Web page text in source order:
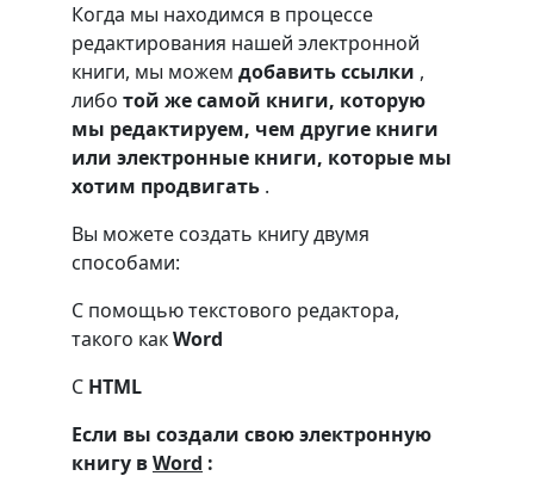
Когда мы находимся в процессе
редактирования нашей электронной
книги, мы можем добавить ссылки ,
либо той же самой книги, которую
мы редактируем, чем другие книги
или электронные книги, которые мы
хотим продвигать .
Вы можете создать книгу двумя
способами:
С помощью текстового редактора,
такого какWord
С HTML
Если вы создали свою электронную
книгу вWord :